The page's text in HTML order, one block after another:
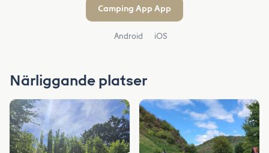
Camping App App
Android iOS
Närliggande platser